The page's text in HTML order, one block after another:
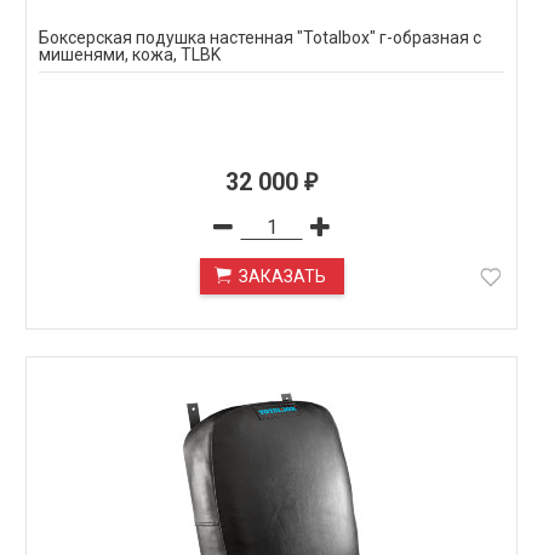
Боксерская подушка настенная "Totalbox" г-образная с
мишенями, кожа, TLBK
32 000 ₽
ЗАКАЗАТЬ